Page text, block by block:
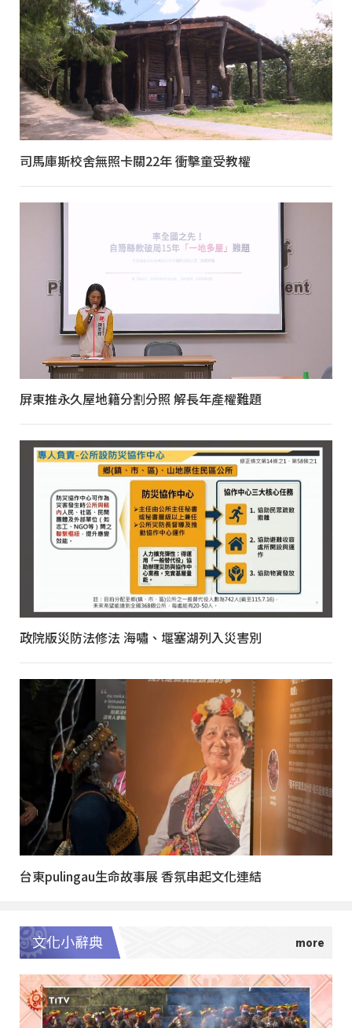
司馬庫斯校舍無照卡關22年 衝擊童受教權
屏東推永久屋地籍分割分照 解長年產權難題
政院版災防法修法 海嘯、堰塞湖列入災害別
台東pulingau生命故事展 香氛串起文化連結
文化小辭典